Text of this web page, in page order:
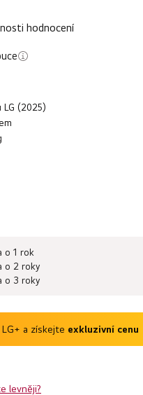
hodnocení
LG (2025)
o 1 rok
o 2 roky
o 3 roky
a získejte exkluzivní cenu
levněji?